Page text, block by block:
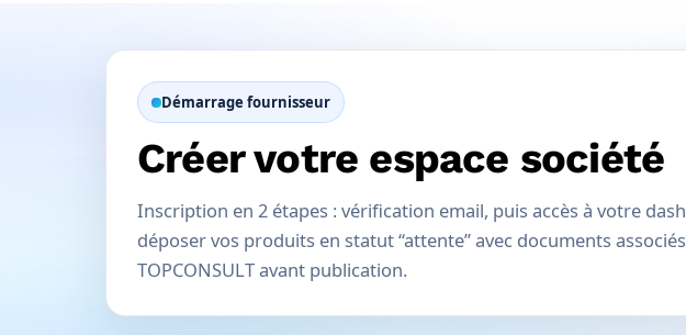
Démarrage fournisseur
Créer votre espace société
Inscription en 2 étapes : vérification email, puis accès à votre
déposer vos produits en statut “attente” avec documents
TOPCONSULT avant publication.